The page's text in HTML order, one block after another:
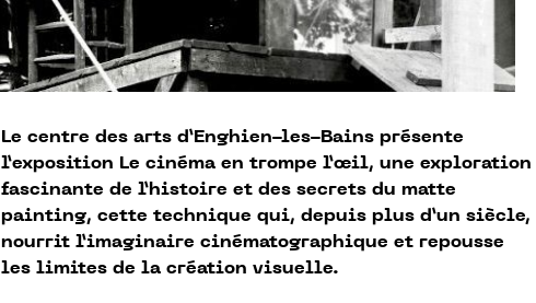
Le centre des arts d’Enghien-les-Bains présente
l’exposition Le cinéma en trompe l’œil, une exploration
fascinante de l’histoire et des secrets du matte
painting, cette technique qui, depuis plus d’un siècle,
nourrit l’imaginaire cinématographique et repousse
les limites de la création visuelle.